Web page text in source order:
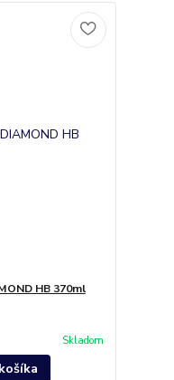
HB 370ml
Skladom